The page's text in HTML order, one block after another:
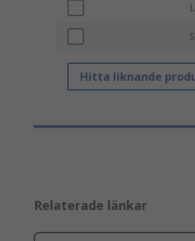
Hitta liknande
Relaterade länkar